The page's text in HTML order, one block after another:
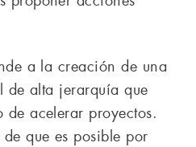
a la creación de una
de alta jerarquía que
de acelerar proyectos.
de que es posible por